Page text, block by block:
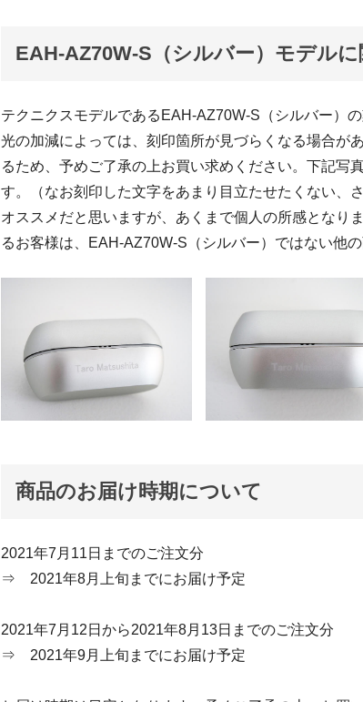
EAH-AZ70W-S（シルバー）モデル
テクニクスモデルであるEAH-AZ70W-S（シルバー）
光の加減によっては、刻印箇所が見づらくなる場合が
るため、予めご了承の上お買い求めください。下記写
す。（なお刻印した文字をあまり目立たせたくない、
オススメだと思いますが、あくまで個人の所感となり
るお客様は、EAH-AZ70W-S（シルバー）ではない他
商品のお届け時期について
2021年7月11日までのご注文分
⇒ 2021年8月上旬までにお届け予定
2021年7月12日から2021年8月13日までのご注文分
⇒ 2021年9月上旬までにお届け予定